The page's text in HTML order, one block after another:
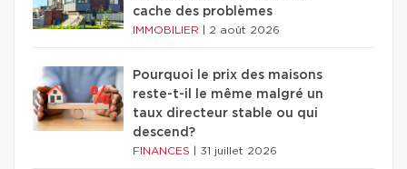
cache des problèmes
IMMOBILIER 2 août 2026
Pourquoi le prix des maisons
reste-t-il le même malgré un
taux directeur stable ou qui
descend?
FINANCES 31 juillet 2026